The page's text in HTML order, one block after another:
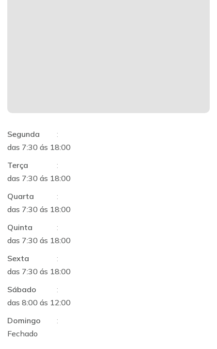
Segunda
:
das 7:30 ás 18:00
Terça
:
das 7:30 ás 18:00
Quarta
:
das 7:30 ás 18:00
Quinta
:
das 7:30 ás 18:00
Sexta
:
das 7:30 ás 18:00
Sábado
:
das 8:00 ás 12:00
Domingo
:
Fechado